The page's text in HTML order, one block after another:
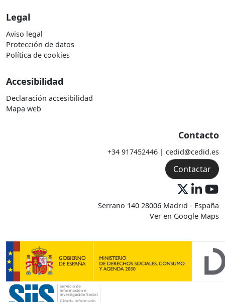
Legal
Aviso legal
Protección de datos
Política de cookies
Accesibilidad
Declaración accesibilidad
Mapa web
Contacto
+34 917452446 | cedid@cedid.es
Contactar
Serrano 140 28006 Madrid - España
Ver en Google Maps